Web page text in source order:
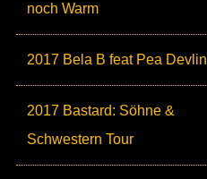
noch Warm
2017 Bela B feat Pea Devlin
2017 Bastard: Söhne &
Schwestern Tour